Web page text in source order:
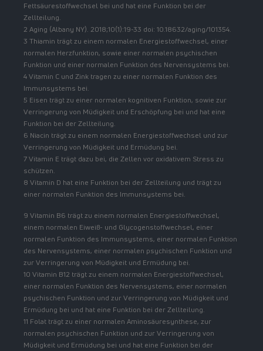
Fettsäurestoffwechsel bei und hat eine Funktion bei der
Zellteilung.
2 Aging (Albany NY). 2018;10(1):19-33 doi: 10.18632/aging/101354.
3 Thiamin trägt zu einem normalen Energiestoffwechsel, einer
normalen Herzfunktion, sowie einer normalen psychischen
Funktion und einer normalen Funktion des Nervensystems bei.
4 Vitamin C und Zink tragen zu einer normalen Funktion des
Immunsystems bei.
5 Eisen trägt zu einer normalen kognitiven Funktion, sowie zur
Verringerung von Müdigkeit und Erschöpfung bei und hat eine
Funktion bei der Zellteilung.
6 Niacin trägt zu einem normalen Energiestoffwechsel und zur
Verringerung von Müdigkeit und Ermüdung bei.
7 Vitamin E trägt dazu bei, die Zellen vor oxidativem Stress zu
schützen.
8 Vitamin D hat eine Funktion bei der Zellteilung und trägt zu
einer normalen Funktion des Immunsystems bei.
9 Vitamin B6 trägt zu einem normalen Energiestoffwechsel,
einem normalen Eiweiß- und Glycogenstoffwechsel, einer
normalen Funktion des Immunsystems, einer normalen Funktion
des Nervensystems, einer normalen psychischen Funktion und
zur Verringerung von Müdigkeit und Ermüdung bei.
10 Vitamin B12 trägt zu einem normalen Energiestoffwechsel,
einer normalen Funktion des Nervensystems, einer normalen
psychischen Funktion und zur Verringerung von Müdigkeit und
Ermüdung bei und hat eine Funktion bei der Zellteilung.
11 Folat trägt zu einer normalen Aminosäuresynthese, zur
normalen psychischen Funktion und zur Verringerung von
Müdigkeit und Ermüdung bei und hat eine Funktion bei der